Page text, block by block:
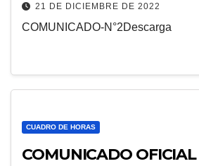
21 DE DICIEMBRE DE 2022
COMUNICADO-N°2Descarga
CUADRO DE HORAS
COMUNICADO